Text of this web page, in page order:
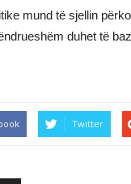
mund të sjellin
duhet të
Twitter